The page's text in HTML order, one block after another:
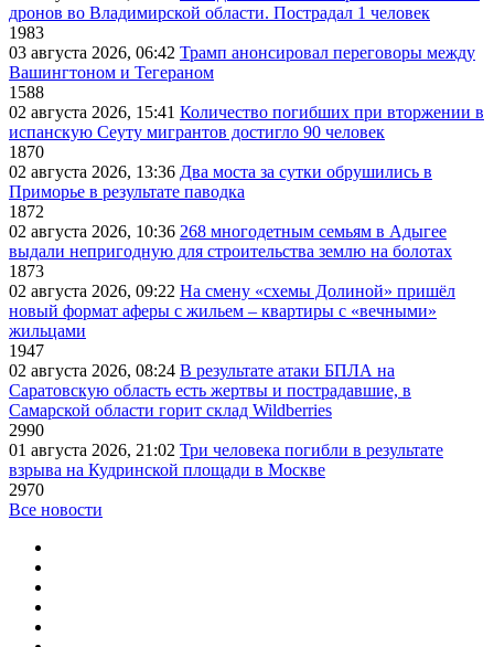
дронов во Владимирской области. Пострадал 1 человек
1983
03 августа 2026, 06:42 Трамп анонсировал переговоры между
Вашингтоном и Тегераном
1588
02 августа 2026, 15:41 Количество погибших при вторжении в
испанскую Сеуту мигрантов достигло 90 человек
1870
02 августа 2026, 13:36 Два моста за сутки обрушились в
Приморье в результате паводка
1872
02 августа 2026, 10:36 268 многодетным семьям в Адыгее
выдали непригодную для строительства землю на болотах
1873
02 августа 2026, 09:22 На смену «схемы Долиной» пришёл
новый формат аферы с жильем – квартиры с «вечными»
жильцами
1947
02 августа 2026, 08:24 В результате атаки БПЛА на
Саратовскую область есть жертвы и пострадавшие, в
Самарской области горит склад Wildberries
2990
01 августа 2026, 21:02 Три человека погибли в результате
взрыва на Кудринской площади в Москве
2970
Все новости